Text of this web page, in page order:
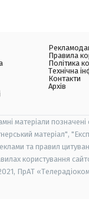
Правила
Політика
Технічна
Контакти
Архів
матеріали
матеріал",
та правил
користування
ПрАТ